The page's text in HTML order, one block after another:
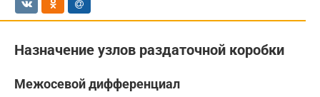
Назначение узлов раздаточной коробки
Межосевой дифференциал